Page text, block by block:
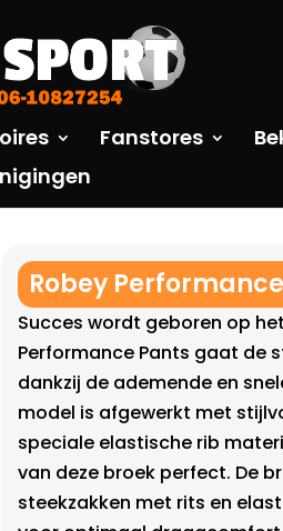
Fanstores
Robey
Succes wordt geboren op
Performance Pants gaat de
dankzij de ademende en
model is afgewerkt met
speciale elastische rib
van deze broek perfect. De
steekzakken met rits en